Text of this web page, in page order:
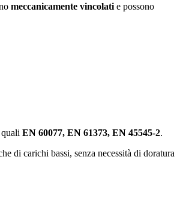
meccanicamente vincolati e possono
EN 60077, EN 61373, EN 45545-2.
di carichi bassi, senza necessità di doratura